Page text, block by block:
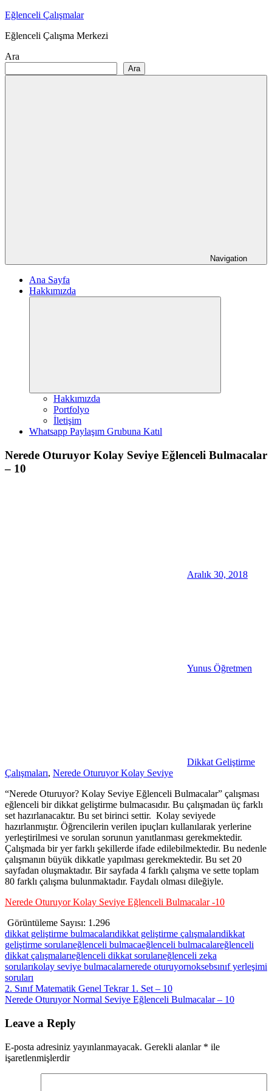
Skip
content
Eğlenceli Çalışmalar
Eğlenceli Çalışma Merkezi
Ara
Ara
Navigation
Ana Sayfa
Hakkımızda
Hakkımızda
Portfolyo
İletişim
Whatsapp Paylaşım Grubuna Katıl
Nerede Oturuyor Kolay Seviye Eğlenceli Bulmacalar
– 10
Aralık 30, 2018
Yunus Öğretmen
Dikkat Geliştirme
Çalışmaları, Nerede Oturuyor Kolay Seviye
“Nerede Oturuyor? Kolay Seviye Eğlenceli Bulmacalar” çalışması
eğlenceli bir dikkat geliştirme bulmacasıdır. Bu çalışmadan üç farklı
set hazırlanacaktır. Bu set birinci settir. Kolay seviyede
hazırlanmıştır. Öğrencilerin verilen ipuçları kullanılarak yerlerine
yerleştirilmesi ve sorulan sorunun yanıtlanması gerekmektedir.
Çalışmada bir yer farklı şekillerde ifade edilebilmektedir. Bu nedenle
çalışmanın büyük dikkatle yapılması gerekmektedir. Bu set 20
sayfadan oluşmaktadır. Bir sayfada 4 farklı çalışma ve sette toplam
80 farklı çalışma bulunmaktadır. Faydalı olması dileğiyle.
Nerede Oturuyor Kolay Seviye Eğlenceli Bulmacalar -10
Görüntüleme Sayısı: 1.296
dikkat geliştirme bulmacalarıdikkat geliştirme çalışmalarıdikkat
geliştirme sorularıeğlenceli bulmacaeğlenceli bulmacalareğlenceli
dikkat çalışmalarıeğlenceli dikkat sorularıeğlenceli zeka
sorularıkolay seviye bulmacalarnerede oturuyornoksebsınıf yerleşimi
soruları
Yazı
gezinmesi
Previous
Post:
2. Sınıf Matematik Genel Tekrar 1. Set – 10
Next
Nerede Oturuyor Normal Seviye Eğlenceli Bulmacalar – 10
Leave a Reply
E-posta adresiniz yayınlanmayacak. Gerekli alanlar * ile
işaretlenmişlerdir